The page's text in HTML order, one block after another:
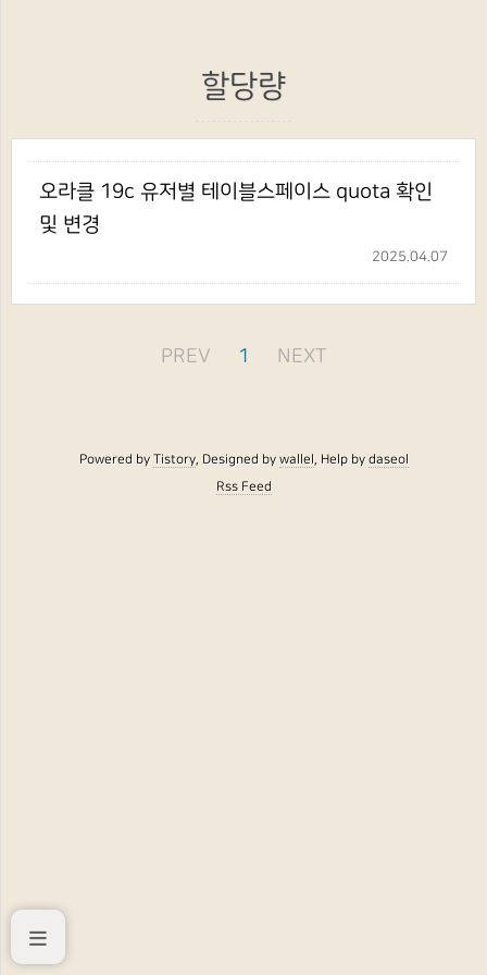
할당량
오라클 19c 유저별 테이블스페이스 quota 확인
및 변경
2025.04.07
PREV 1 NEXT
Powered byTistory, Designed bywallel, Help bydaseol
Rss Feed